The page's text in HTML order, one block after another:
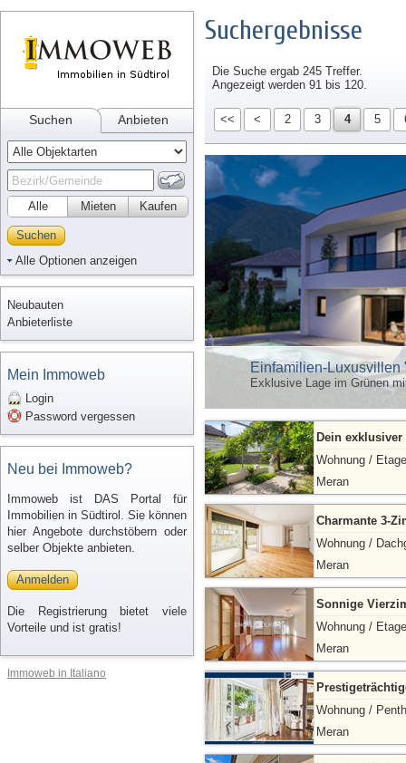
Suchen Anbieten
Alle Kaufen
Mieten
Suchen
Alle Optionen anzeigen
Neubauten
Anbieterliste
Mein Immoweb
Login
Password vergessen
Neu bei Immoweb?
Immoweb ist DAS Portal für
Immobilien in Südtirol. Sie können
hier Angebote durchstöbern oder
selber Objekte anbieten.
Anmelden
Die Registrierung bietet viele
Vorteile und ist gratis!
Immoweb in Italiano
Suchergebnisse
Die Suche ergab 245 Treffer.
Angezeigt werden 91 bis 120.
<< < 2 3 4 5
Einfamilien-Luxusvillen
Exklusive Lage im Grünen
Dein
Wohnung / Etage
Meran
Charmante 3-
Wohnung /
Meran
Sonnige
Wohnung / Etage
Meran
Wohnung /
Meran